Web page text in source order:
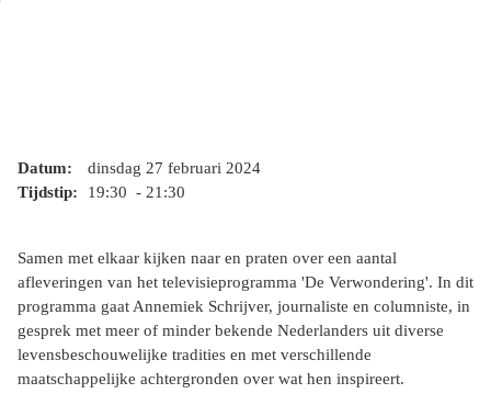
Datum:
dinsdag 27 februari 2024
Tijdstip:
19:30 - 21:30
Samen met elkaar kijken naar en praten over een aantal
afleveringen van het televisieprogramma 'De Verwondering'. In dit
programma gaat Annemiek Schrijver, journaliste en columniste, in
gesprek met meer of minder bekende Nederlanders uit diverse
levensbeschouwelijke tradities en met verschillende
maatschappelijke achtergronden over wat hen inspireert.